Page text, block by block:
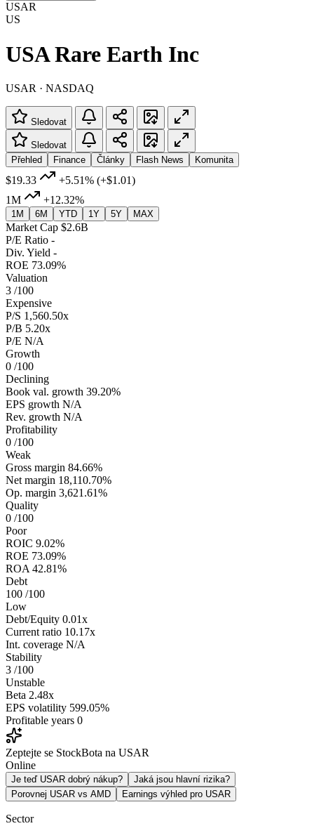
USAR
US
USA Rare Earth Inc
USAR · NASDAQ
Sledovat
Sledovat
Přehled
Finance Články Flash News Komunita
$19.33 +5.51% (+$1.01)
1M
+12.32%
1M 6M YTD 1Y 5Y MAX
Market Cap $2.6B
P/E Ratio -
Div. Yield -
ROE 73.09%
Valuation
3 /100
Expensive
P/S 1,560.50x
P/B 5.20x
P/E N/A
Growth
0 /100
Declining
Book val. growth 39.20%
EPS growth N/A
Rev. growth N/A
Profitability
0 /100
Weak
Gross margin 84.66%
Net margin 18,110.70%
Op. margin 3,621.61%
Quality
0 /100
Poor
ROIC 9.02%
ROE 73.09%
ROA 42.81%
Debt
100 /100
Low
Debt/Equity 0.01x
Current ratio 10.17x
Int. coverage N/A
Stability
3 /100
Unstable
Beta 2.48x
EPS volatility 599.05%
Profitable years 0
Zeptejte se StockBota na USAR
Online
Je teď USAR dobrý nákup?
Jaká jsou hlavní rizika?
Porovnej USAR vs AMD
Earnings výhled pro USAR
Sector